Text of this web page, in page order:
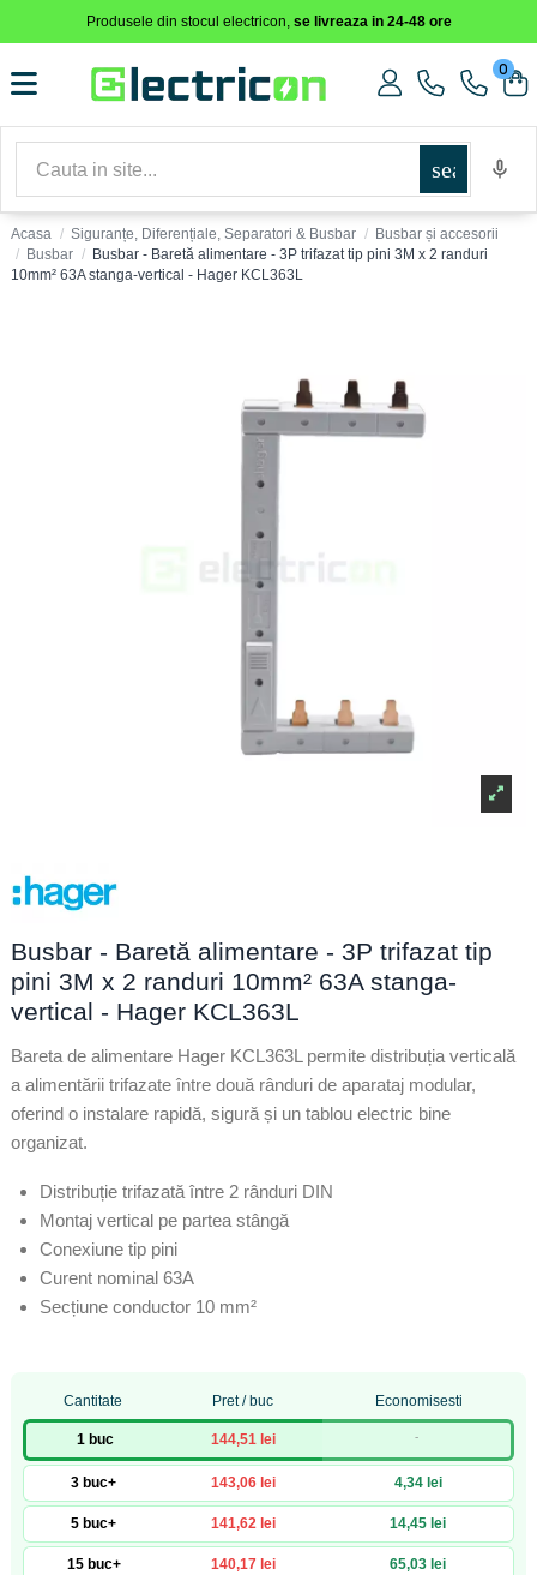
Produsele din stocul electricon, se livreaza in 24-48 ore
0
search
Acasa Siguranțe, Diferențiale, Separatori & Busbar
Busbar și accesorii
Busbar
Busbar - Baretă alimentare - 3P trifazat tip pini 3M x 2 randuri
10mm² 63A stanga-vertical - Hager KCL363L
Busbar - Baretă alimentare - 3P trifazat tip
pini 3M x 2 randuri 10mm² 63A stanga-
vertical - Hager KCL363L
Bareta de alimentare Hager KCL363L permite distribuția verticală
a alimentării trifazate între două rânduri de aparataj modular,
oferind o instalare rapidă, sigură și un tablou electric bine
organizat.
Distribuție trifazată între 2 rânduri DIN
Montaj vertical pe partea stângă
Conexiune tip pini
Curent nominal 63A
Secțiune conductor 10 mm²
Cantitate Pret / buc Economisesti
1 buc 144,51 lei -
3 buc+ 143,06 lei 4,34 lei
5 buc+ 141,62 lei 14,45 lei
15 buc+ 140,17 lei 65,03 lei